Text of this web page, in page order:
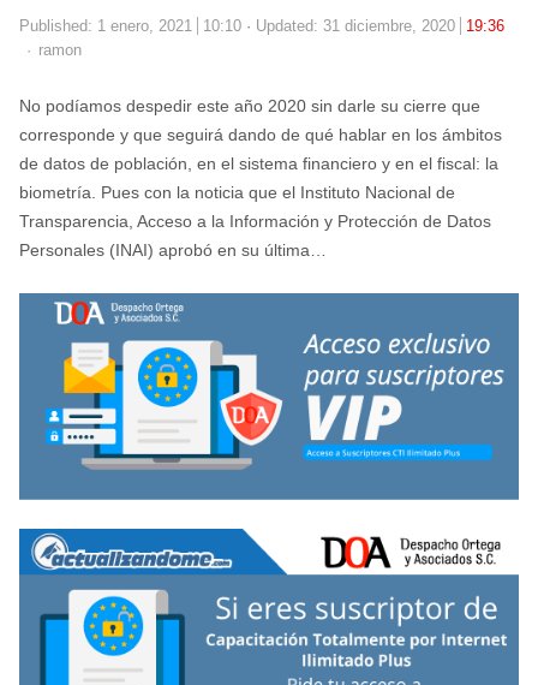
Published: 1 enero, 2021 10:10 Updated: 31 diciembre, 2020
19:36
Author
ramon
No podíamos despedir este año 2020 sin darle su cierre que
corresponde y que seguirá dando de qué hablar en los ámbitos
de datos de población, en el sistema financiero y en el fiscal: la
biometría. Pues con la noticia que el Instituto Nacional de
Transparencia, Acceso a la Información y Protección de Datos
Personales (INAI) aprobó en su última…